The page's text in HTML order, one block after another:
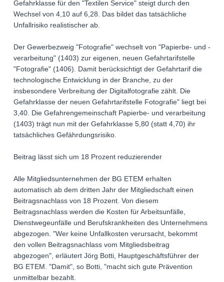
Gefahrklasse für den "Textilen Service" steigt durch den
Wechsel von 4,10 auf 6,28. Das bildet das tatsächliche
Unfallrisiko realistischer ab.
Der Gewerbezweig "Fotografie" wechselt von "Papierbe- und -
verarbeitung" (1403) zur eigenen, neuen Gefahrtarifstelle
"Fotografie" (1406). Damit berücksichtigt der Gefahrtarif die
technologische Entwicklung in der Branche, zu der
insbesondere Verbreitung der Digitalfotografie zählt. Die
Gefahrklasse der neuen Gefahrtarifstelle Fotografie" liegt bei
3,40. Die Gefahrengemeinschaft Papierbe- und verarbeitung
(1403) trägt nun mit der Gefahrklasse 5,80 (statt 4,70) ihr
tatsächliches Gefährdungsrisiko.
Beitrag lässt sich um 18 Prozent reduzierender
Alle Mitgliedsunternehmen der BG ETEM erhalten
automatisch ab dem dritten Jahr der Mitgliedschaft einen
Beitragsnachlass von 18 Prozent. Von diesem
Beitragsnachlass werden die Kosten für Arbeitsunfälle,
Dienstwegeunfälle und Berufskrankheiten des Unternehmens
abgezogen. "Wer keine Unfallkosten verursacht, bekommt
den vollen Beitragsnachlass vom Mitgliedsbeitrag
abgezogen", erläutert Jörg Botti, Hauptgeschäftsführer der
BG ETEM. "Damit", so Botti, "macht sich gute Prävention
unmittelbar bezahlt.